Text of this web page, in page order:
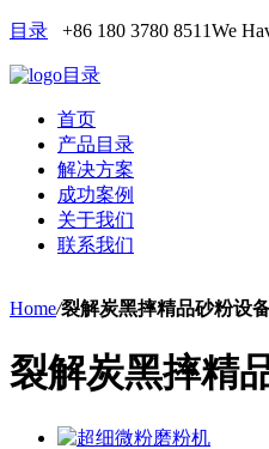
目录 +86 180 3780 8511We
目录
首页
产品目录
解决方案
成功案例
关于我们
联系我们
Home/裂解炭黑摔精品砂粉设
裂解炭黑摔精